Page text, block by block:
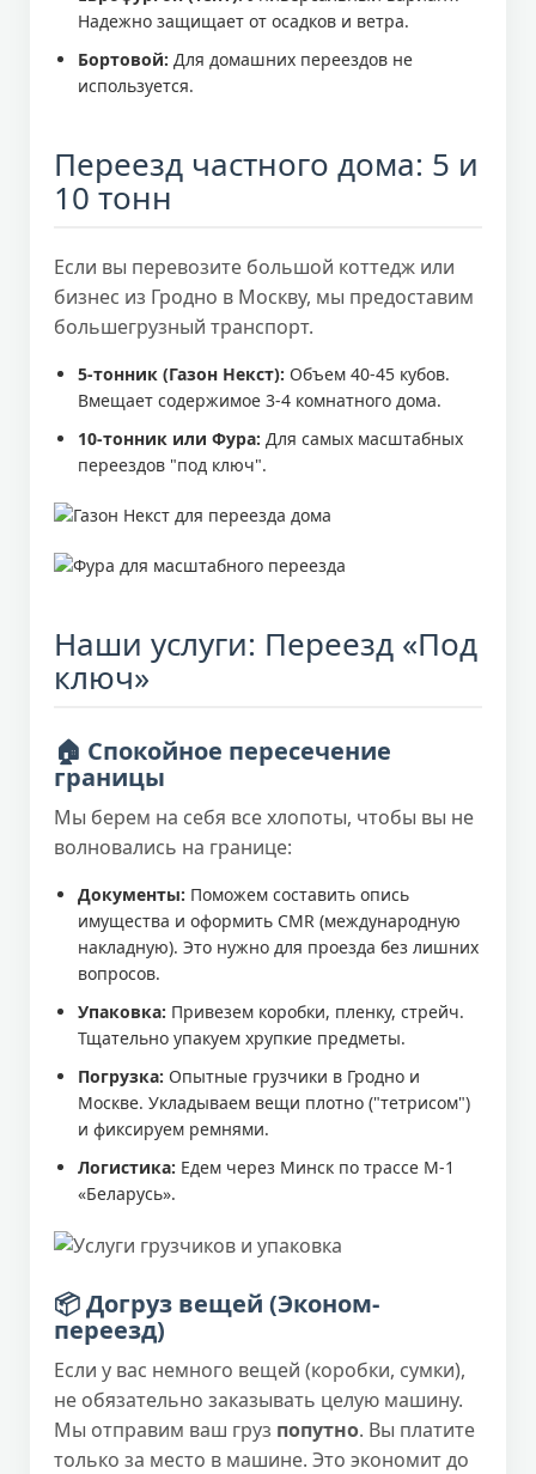
Надежно защищает от осадков и ветра.
Бортовой: Для домашних переездов не
используется.
Переезд частного дома: 5 и
10 тонн
Если вы перевозите большой коттедж или
бизнес из Гродно в Москву, мы предоставим
большегрузный транспорт.
5-тонник (Газон Некст): Объем 40-45 кубов.
Вмещает содержимое 3-4 комнатного дома.
10-тонник или Фура: Для самых масштабных
переездов "под ключ".
Наши услуги: Переезд «Под
ключ»
🏠 Спокойное пересечение
границы
Мы берем на себя все хлопоты, чтобы вы не
волновались на границе:
Документы: Поможем составить опись
имущества и оформить CMR (международную
накладную). Это нужно для проезда без лишних
вопросов.
Упаковка: Привезем коробки, пленку, стрейч.
Тщательно упакуем хрупкие предметы.
Погрузка: Опытные грузчики в Гродно и
Москве. Укладываем вещи плотно ("тетрисом")
и фиксируем ремнями.
Логистика: Едем через Минск по трассе М-1
«Беларусь».
📦 Догруз вещей (Эконом-
переезд)
Если у вас немного вещей (коробки, сумки),
не обязательно заказывать целую машину.
Мы отправим ваш груз попутно. Вы платите
только за место в машине. Это экономит до